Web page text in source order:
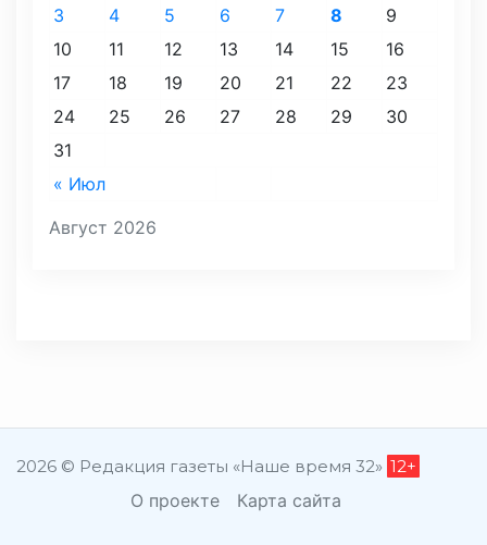
Август 2026
« Июл
3
4 5 6 7 8
9
10
11 12 13 14 15
16
17
18 19 20 21 22
23
24
25 26 27 28 29
30
31
2026 © Редакция газеты «Наше время 32» 12+
О проекте Карта сайта